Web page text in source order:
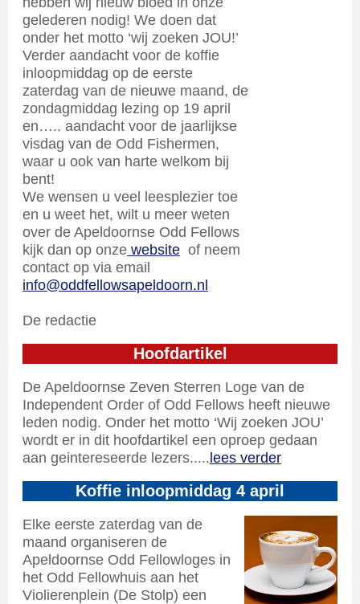
gelederen nodig! We doen dat
onder het motto ‘wij zoeken JOU!’
Verder aandacht voor de koffie
inloopmiddag op de eerste
zaterdag van de nieuwe maand, de
zondagmiddag lezing op 19 april
en….. aandacht voor de jaarlijkse
visdag van de Odd Fishermen,
waar u ook van harte welkom bij
bent!
We wensen u veel leesplezier toe
en u weet het, wilt u meer weten
over de Apeldoornse Odd Fellows
kijk dan op onze website of neem
contact op via email
info@oddfellowsapeldoorn.nl
De redactie
Hoofdartikel
De Apeldoornse Zeven Sterren Loge van de
Independent Order of Odd Fellows heeft nieuwe
leden nodig. Onder het motto ‘Wij zoeken JOU’
wordt er in dit hoofdartikel een oproep gedaan
aan geintereseerde lezers..... lees verder
Koffie inloopmiddag 4 april
Elke eerste zaterdag van de
maand organiseren de
Apeldoornse Odd Fellowloges in
het Odd Fellowhuis aan het
Violierenplein (De Stolp) een